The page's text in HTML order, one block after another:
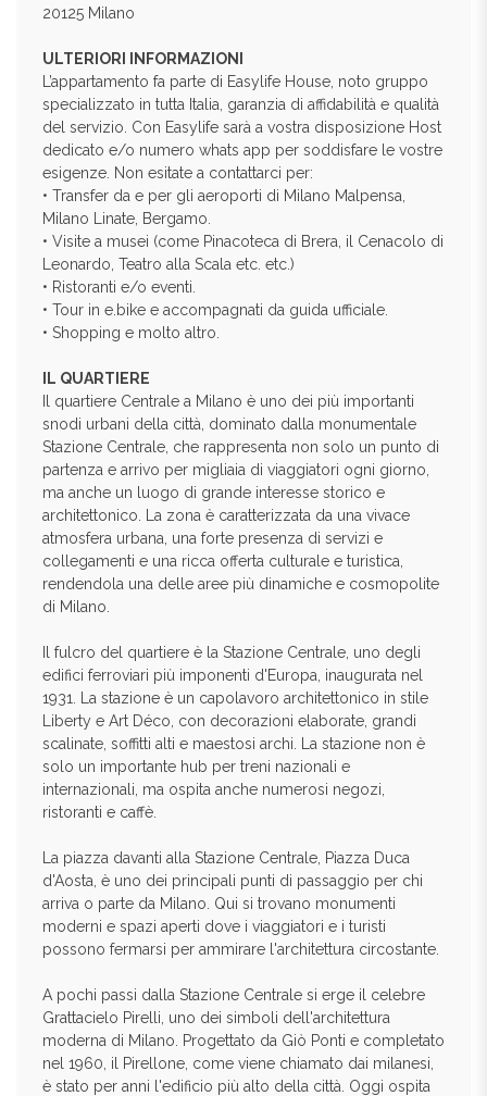
20125 Milano
ULTERIORI INFORMAZIONI
L’appartamento fa parte di Easylife House, noto gruppo
specializzato in tutta Italia, garanzia di affidabilità e qualità
del servizio. Con Easylife sarà a vostra disposizione Host
dedicato e/o numero whats app per soddisfare le vostre
esigenze. Non esitate a contattarci per:
• Transfer da e per gli aeroporti di Milano Malpensa,
Milano Linate, Bergamo.
• Visite a musei (come Pinacoteca di Brera, il Cenacolo di
Leonardo, Teatro alla Scala etc. etc.)
• Ristoranti e/o eventi.
• Tour in e.bike e accompagnati da guida ufficiale.
• Shopping e molto altro.
IL QUARTIERE
Il quartiere Centrale a Milano è uno dei più importanti
snodi urbani della città, dominato dalla monumentale
Stazione Centrale, che rappresenta non solo un punto di
partenza e arrivo per migliaia di viaggiatori ogni giorno,
ma anche un luogo di grande interesse storico e
architettonico. La zona è caratterizzata da una vivace
atmosfera urbana, una forte presenza di servizi e
collegamenti e una ricca offerta culturale e turistica,
rendendola una delle aree più dinamiche e cosmopolite
di Milano.
Il fulcro del quartiere è la Stazione Centrale, uno degli
edifici ferroviari più imponenti d'Europa, inaugurata nel
1931. La stazione è un capolavoro architettonico in stile
Liberty e Art Déco, con decorazioni elaborate, grandi
scalinate, soffitti alti e maestosi archi. La stazione non è
solo un importante hub per treni nazionali e
internazionali, ma ospita anche numerosi negozi,
ristoranti e caffè.
La piazza davanti alla Stazione Centrale, Piazza Duca
d'Aosta, è uno dei principali punti di passaggio per chi
arriva o parte da Milano. Qui si trovano monumenti
moderni e spazi aperti dove i viaggiatori e i turisti
possono fermarsi per ammirare l'architettura circostante.
A pochi passi dalla Stazione Centrale si erge il celebre
Grattacielo Pirelli, uno dei simboli dell'architettura
moderna di Milano. Progettato da Giò Ponti e completato
nel 1960, il Pirellone, come viene chiamato dai milanesi,
è stato per anni l'edificio più alto della città. Oggi ospita